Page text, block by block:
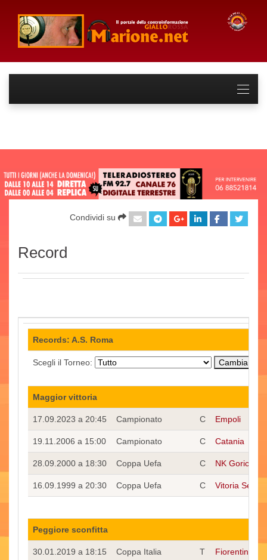
Condividi su
Record
Records: A.S. Roma
Scegli il Torneo:
Maggior vittoria
17.09.2023 a 20:45 Campionato C Empoli
19.11.2006 a 15:00 Campionato C Catania
28.09.2000 a 18:30 Coppa Uefa C NK Gorica
16.09.1999 a 20:30 Coppa Uefa C Vitoria
Peggiore sconfitta
30.01.2019 a 18:15 Coppa Italia T Fiorentina